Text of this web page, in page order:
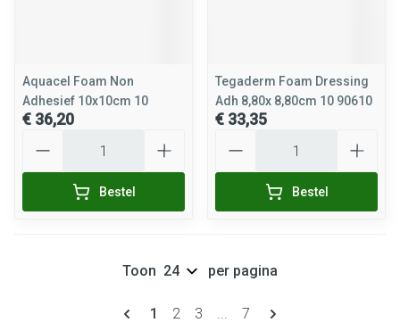
Aquacel Foam Non
Adhesief 10x10cm 10
€ 36,20
Bestel
Tegaderm Foam Dressing
Adh 8,80x 8,80cm 10 90610
€ 33,35
Bestel
Pagina's
U lees momenteel pagina
1 Pagina
2 Pagina
3 ... Pagina
7
Toon per pagina